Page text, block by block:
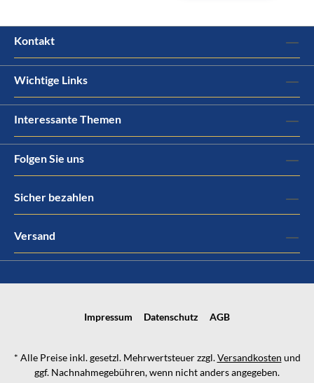
Kontakt
Wichtige Links
Interessante Themen
Folgen Sie uns
Sicher bezahlen
Versand
Impressum Datenschutz AGB
* Alle Preise inkl. gesetzl. Mehrwertsteuer zzgl.Versandkosten und
ggf. Nachnahmegebühren, wenn nicht anders angegeben.